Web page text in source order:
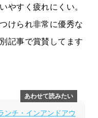
やすく疲れにくい。
けられ非常に優秀な
記事で賞賛してます
ンチ・インアンドアウ